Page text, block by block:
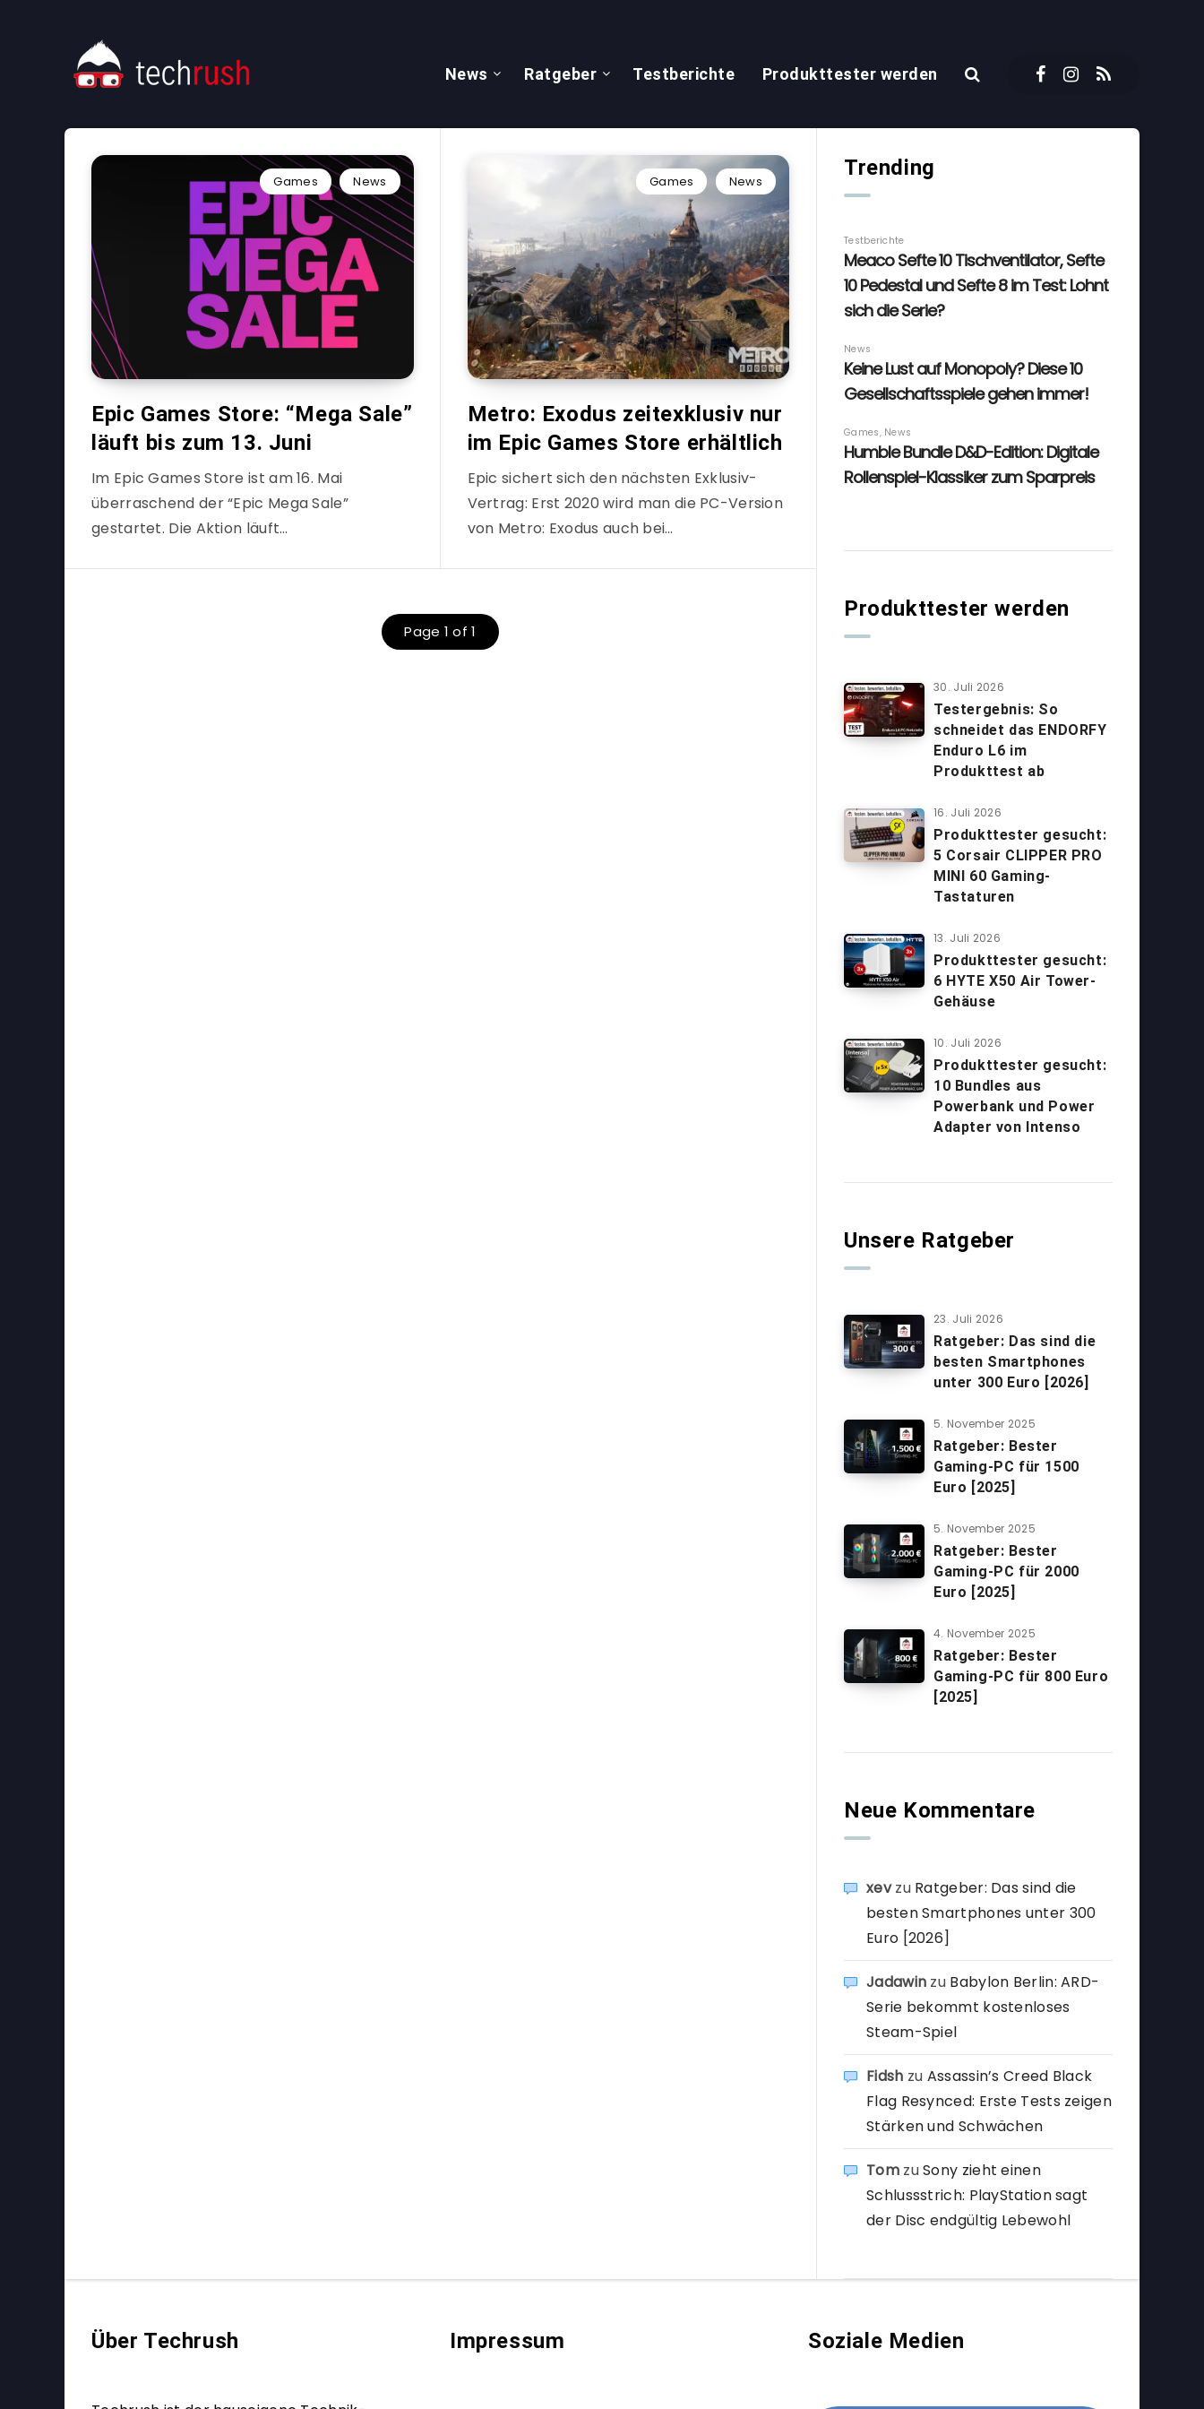
News Ratgeber Testberichte Produkttester werden
Games News
Epic Games Store: “Mega Sale”
läuft bis zum 13. Juni
Im Epic Games Store ist am 16. Mai
überraschend der “Epic Mega Sale”
gestartet. Die Aktion läuft…
Games News
Metro: Exodus zeitexklusiv nur
im Epic Games Store erhältlich
Epic sichert sich den nächsten Exklusiv-
Vertrag: Erst 2020 wird man die PC-Version
von Metro: Exodus auch bei…
Page 1 of 1
Trending
Produkttester werden
30. Juli 2026
Testergebnis: So
schneidet das ENDORFY
Enduro L6 im
Produkttest ab
16. Juli 2026
Produkttester gesucht:
5 Corsair CLIPPER PRO
MINI 60 Gaming-
Tastaturen
13. Juli 2026
Produkttester gesucht:
6 HYTE X50 Air Tower-
Gehäuse
10. Juli 2026
Produkttester gesucht:
10 Bundles aus
Powerbank und Power
Adapter von Intenso
Unsere Ratgeber
23. Juli 2026
Ratgeber: Das sind die
besten Smartphones
unter 300 Euro [2026]
5. November 2025
Ratgeber: Bester
Gaming-PC für 1500
Euro [2025]
5. November 2025
Ratgeber: Bester
Gaming-PC für 2000
Euro [2025]
4. November 2025
Ratgeber: Bester
Gaming-PC für 800 Euro
[2025]
Neue Kommentare
xevzu Ratgeber: Das sind die
besten Smartphones unter 300
Euro [2026]
Jadawin zu Babylon Berlin: ARD-
Serie bekommt kostenloses
Steam-Spiel
Fidsh zu Assassin’s Creed Black
Flag Resynced: Erste Tests zeigen
Stärken und Schwächen
TomzuSony zieht einen
Schlussstrich: PlayStation sagt
der Disc endgültig Lebewohl
Über Techrush Impressum Soziale Medien